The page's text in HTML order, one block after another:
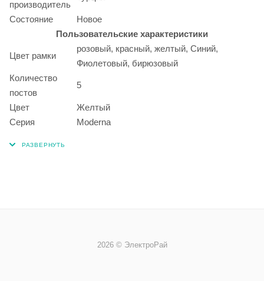
производитель
Состояние
Новое
Пользовательские характеристики
Цвет рамки
розовый, красный, желтый, Синий,
Фиолетовый, бирюзовый
Количество
постов
5
Цвет
Желтый
Серия
Moderna
2026 © ЭлектроРай